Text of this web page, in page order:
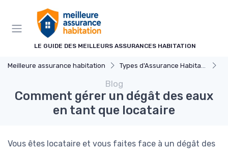
LE GUIDE DES MEILLEURS ASSURANCES HABITATION
Meilleure assurance habitation Types d'Assurance Habitation
Blog
Comment gérer un dégât des eaux
en tant que locataire
Vous êtes locataire et vous faites face à un dégât des
Panneau de gestion des cookies